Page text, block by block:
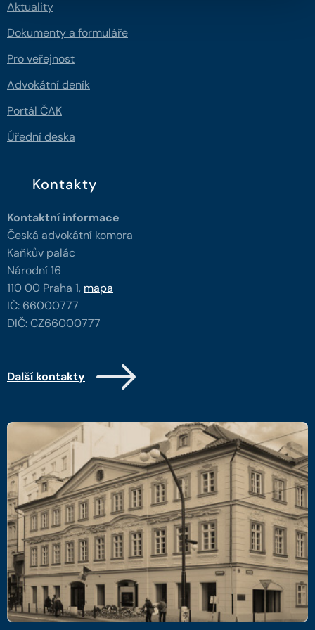
Aktuality
Dokumenty a formuláře
Pro veřejnost
Advokátní deník
Portál ČAK
Úřední deska
Kontakty
Kontaktní informace
Česká advokátní komora
Kaňkův palác
Národní 16
110 00 Praha 1, mapa
IČ: 66000777
DIČ: CZ66000777
Další kontakty